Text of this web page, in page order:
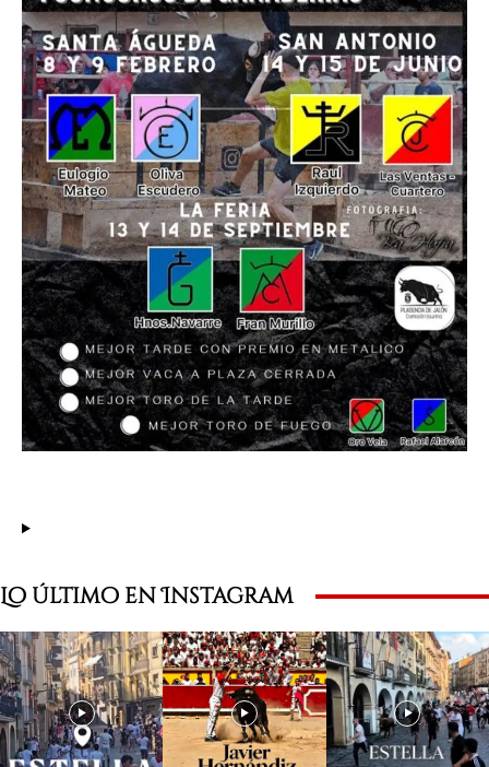
Lo último en Instagram